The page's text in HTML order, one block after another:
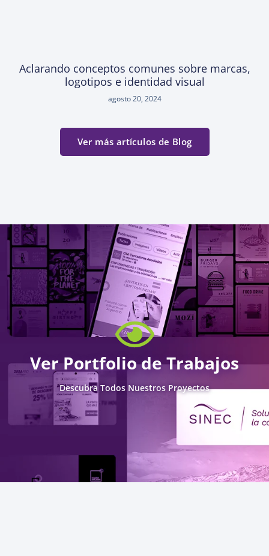
Aclarando conceptos comunes sobre marcas,
logotipos e identidad visual
agosto 20, 2024
Ver más artículos de Blog
Ver Portfolio de Trabajos
Descubra Todos Nuestros Proyectos